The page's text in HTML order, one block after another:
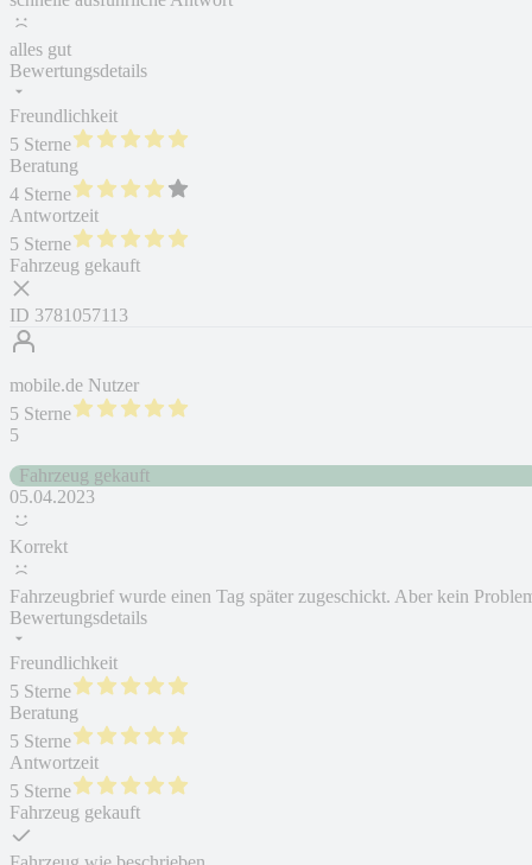
alles gut
Bewertungsdetails
Freundlichkeit
5 Sterne
Beratung
4 Sterne
Antwortzeit
5 Sterne
Fahrzeug gekauft
ID 3781057113
mobile.de Nutzer
5 Sterne
5
Fahrzeug gekauft
05.04.2023
Korrekt
Fahrzeugbrief wurde einen Tag später zugeschickt. Aber kein
Bewertungsdetails
Freundlichkeit
5 Sterne
Beratung
5 Sterne
Antwortzeit
5 Sterne
Fahrzeug gekauft